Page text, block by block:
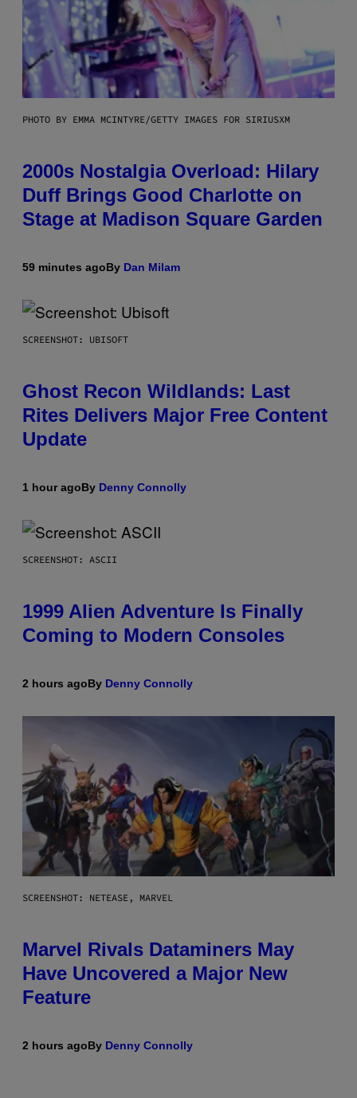
PHOTO BY EMMA MCINTYRE/GETTY IMAGES FOR SIRIUSXM
2000s Nostalgia Overload: Hilary
Duff Brings Good Charlotte on
Stage at Madison Square Garden
59 minutes agoBy Dan Milam
SCREENSHOT: UBISOFT
Ghost Recon Wildlands: Last
Rites Delivers Major Free Content
Update
1 hour agoBy Denny Connolly
SCREENSHOT: ASCII
1999 Alien Adventure Is Finally
Coming to Modern Consoles
2 hours agoBy Denny Connolly
SCREENSHOT: NETEASE, MARVEL
Marvel Rivals Dataminers May
Have Uncovered a Major New
Feature
2 hours agoBy Denny Connolly